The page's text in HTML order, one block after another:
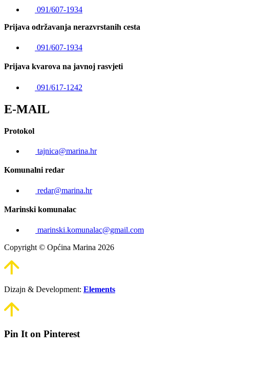
091/607-1934
Prijava održavanja nerazvrstanih cesta
091/607-1934
Prijava kvarova na javnoj rasvjeti
091/617-1242
E-MAIL
Protokol
tajnica@marina.hr
Komunalni redar
redar@marina.hr
Marinski komunalac
marinski.komunalac@gmail.com
Copyright © Općina Marina 2026
Dizajn & Development: Elements
Pin It on Pinterest